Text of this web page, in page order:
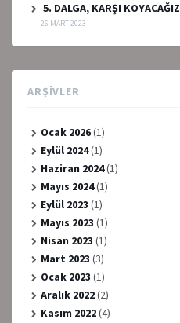
5. DALGA, KARŞI KOYACAĞIZ
26 MART 2023
ARŞIVLER
Ocak 2026(1)
Eylül 2024(1)
Haziran 2024(1)
Mayıs 2024(1)
Eylül 2023 (1)
Mayıs 2023 (1)
Nisan 2023 (1)
Mart 2023 (3)
Ocak 2023 (1)
Aralık 2022(2)
Kasım 2022(4)